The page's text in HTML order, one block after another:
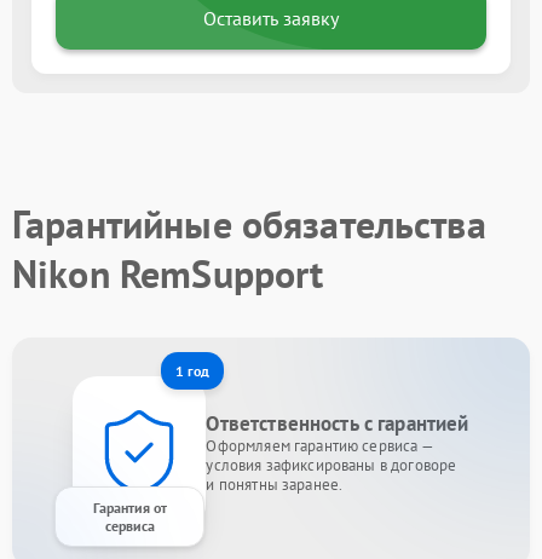
Оставить заявку
Гарантийные обязательства
Nikon RemSupport
1 год
Гарантия от
сервиса
Ответственность с гарантией
Оформляем гарантию сервиса —
условия зафиксированы в договоре
и понятны заранее.